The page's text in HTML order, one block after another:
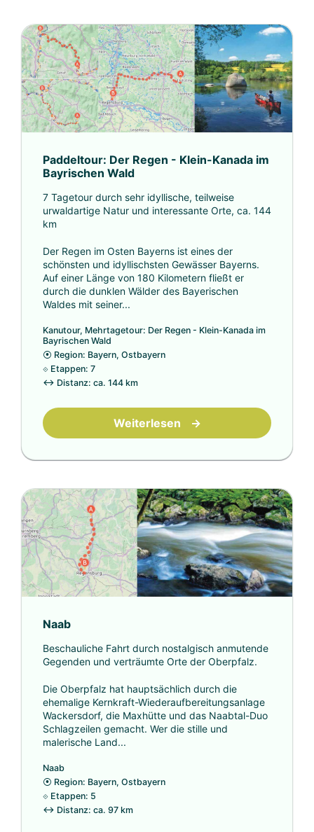
Paddeltour: Der Regen - Klein-Kanada im
Bayrischen Wald
7 Tagetour durch sehr idyllische, teilweise
urwaldartige Natur und interessante Orte, ca. 144
km
Der Regen im Osten Bayerns ist eines der
schönsten und idyllischsten Gewässer Bayerns.
Auf einer Länge von 180 Kilometern fließt er
durch die dunklen Wälder des Bayerischen
Waldes mit seiner...
Kanutour, Mehrtagetour: Der Regen - Klein-Kanada im
Bayrischen Wald
⦿ Region: Bayern, Ostbayern
⟐ Etappen: 7
↔ Distanz: ca. 144 km
Weiterlesen →
Naab
Beschauliche Fahrt durch nostalgisch anmutende
Gegenden und verträumte Orte der Oberpfalz.
Die Oberpfalz hat hauptsächlich durch die
ehemalige Kernkraft-Wiederaufbereitungsanlage
Wackersdorf, die Maxhütte und das Naabtal-Duo
Schlagzeilen gemacht. Wer die stille und
malerische Land...
Naab
⦿ Region: Bayern, Ostbayern
⟐ Etappen: 5
↔ Distanz: ca. 97 km